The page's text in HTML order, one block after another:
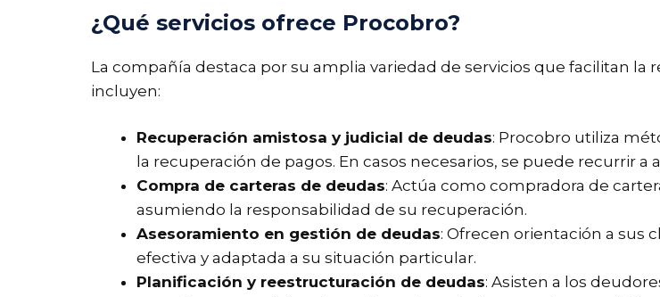
¿Qué servicios ofrece Procobro?
La compañía destaca por su amplia variedad de servicios que facilitan
incluyen:
Recuperación amistosa y judicial de deudas: Procobro utiliza
la recuperación de pagos. En casos necesarios, se puede recurrir a
Compra de carteras de deudas: Actúa como compradora de
asumiendo la responsabilidad de su recuperación.
Asesoramiento en gestión de deudas: Ofrecen orientación a sus
efectiva y adaptada a su situación particular.
Planificación y reestructuración de deudas: Asisten a los